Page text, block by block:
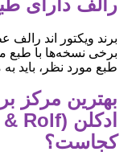
رالف دارای
برند ویکتور اند
برخی نسخه‌ها با طبع
طبع مورد نظر، باید
بهترین مرکز
کجاست؟